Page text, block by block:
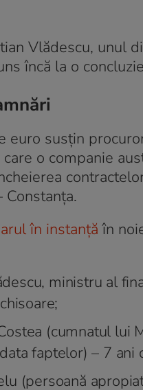
Vlădescu, unul
încă la o
euro susțin
o companie
în instanţă în
ministru al
(cumnatul lui
faptelor) – 7 ani
(persoană